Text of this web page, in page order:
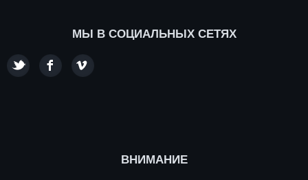
МЫ В СОЦИАЛЬНЫХ СЕТЯХ
ВНИМАНИЕ